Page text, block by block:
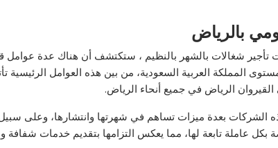
بالرياض
شغالات بالشهر بالنظيم ، ستكتشف أن هناك عدة
المملكة العربية السعودية، من بين هذه العوامل الرئيسية
الرياض في جميع أنحاء الرياض.
الشركات بعدة ميزات تساهم في شهرتها وانتشارها، وعلى
بكل عاملة تابعة لها، مما يعكس التزامها بتقديم خدمات شفافة